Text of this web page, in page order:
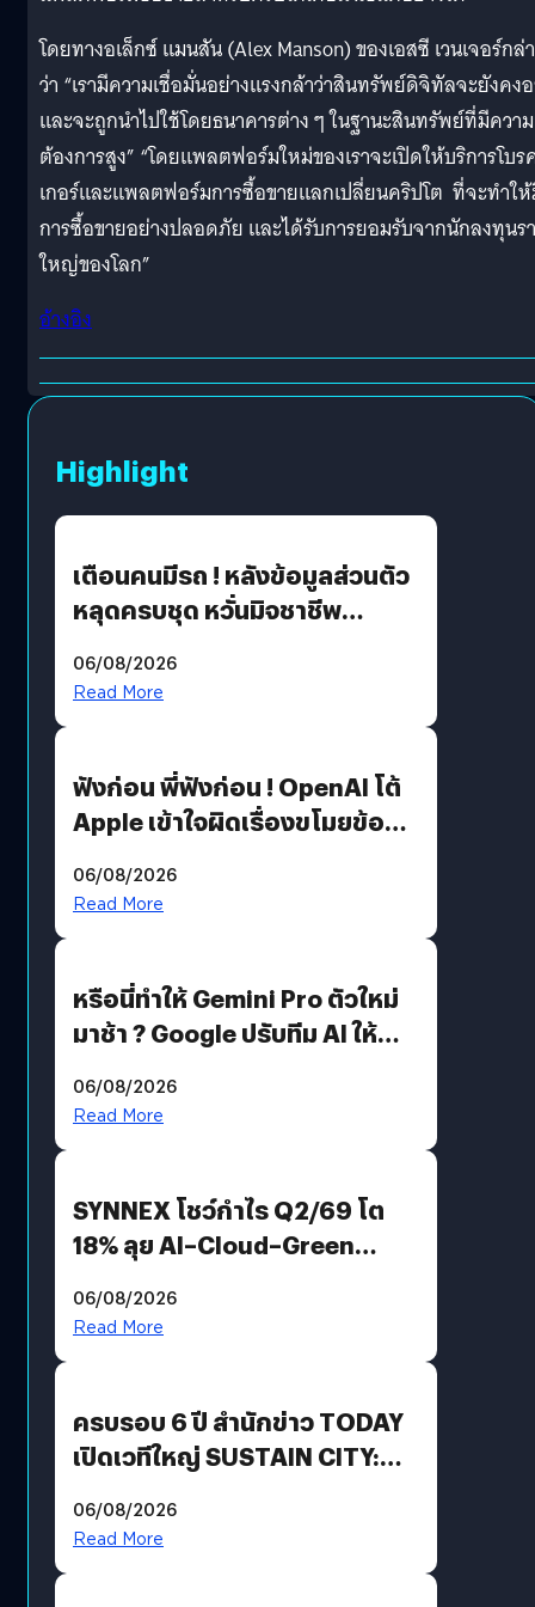
โดยทางอเล็กซ์ แมนสัน (Alex Manson) ของเอสซี เวนเจอร์กล่
ว่า “เรามีความเชื่อมั่นอย่างแรงกล้าว่าสินทรัพย์ดิจิทัลจะยังคง
และจะถูกนำไปใช้โดยธนาคารต่าง ๆ ในฐานะสินทรัพย์ที่มีความ
ต้องการสูง” “โดยแพลตฟอร์มใหม่ของเราจะเปิดให้บริการโบร
เกอร์และแพลตฟอร์มการซื้อขายแลกเปลี่ยนคริปโต ที่จะทำใ
การซื้อขายอย่างปลอดภัย และได้รับการยอมรับจากนักลงทุนร
ใหญ่ของโลก”
อ้างอิง
Highlight
เตือนคนมีรถ ! หลังข้อมูลส่วนตัว
หลุดครบชุด หวั่นมิจชาชีพ
รหัสผ่านหลุด ไม่ใช่แฮ็กเกอร์
06/08/2026
Read More
ฟังก่อน พี่ฟังก่อน ! OpenAI โต้
Apple เข้าใจผิดเรื่องขโมยข้อมูล
06/08/2026
Read More
หรือนี่ทำให้ Gemini Pro ตัวใหม่
มาช้า ? Google ปรับทีม AI ให้
AGI
06/08/2026
Read More
SYNNEX โชว์กำไร Q2/69 โต
18% ลุย AI–Cloud–Green
Revenue เร่งเครื่อง New
06/08/2026
Read More
ครบรอบ 6 ปี สำนักข่าว TODAY
เปิดเวทีใหญ่ SUSTAIN CITY:
แนวทางปรับตัวสู่เศรษฐกิจสี
06/08/2026
Read More